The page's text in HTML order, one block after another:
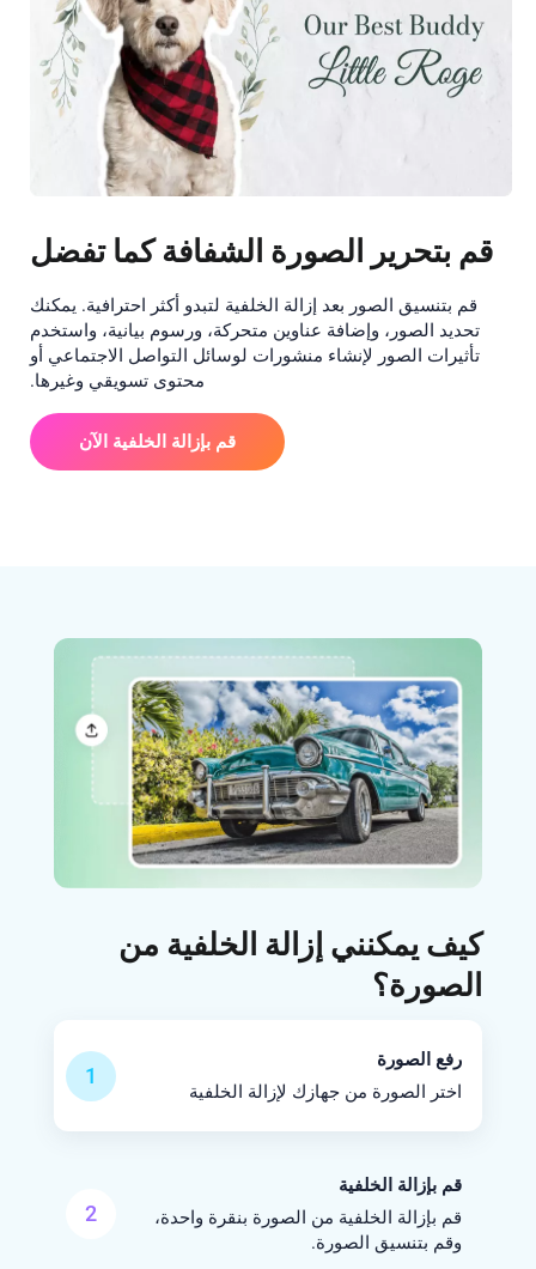
قم بتحرير الصورة الشفافة كما تفضل
قم بتنسيق الصور بعد إزالة الخلفية لتبدو أكثر احترافية. يمكنك
تحديد الصور، وإضافة عناوين متحركة، ورسوم بيانية، واستخدم
تأثيرات الصور لإنشاء منشورات لوسائل التواصل الاجتماعي أو
محتوى تسويقي وغيرها.
قم بإزالة الخلفية الآن
كيف يمكنني إزالة الخلفية من
الصورة؟
1
رفع الصورة
اختر الصورة من جهازك لإزالة الخلفية
2
قم بإزالة الخلفية
قم بإزالة الخلفية من الصورة بنقرة واحدة،
وقم بتنسيق الصورة.